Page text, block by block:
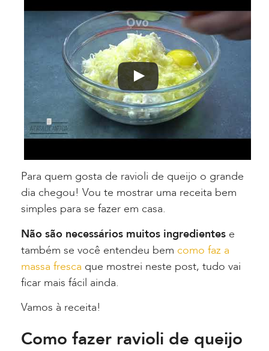
Para quem gosta de ravioli de queijo o grande
dia chegou! Vou te mostrar uma receita bem
simples para se fazer em casa.
Não são necessários muitos ingredientes e
também se você entendeu bem como faz a
massa fresca que mostrei neste post, tudo vai
ficar mais fácil ainda.
Vamos à receita!
Como fazer ravioli de queijo